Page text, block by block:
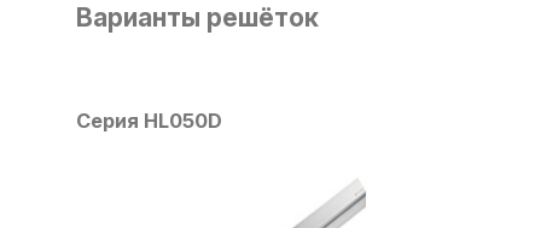
Варианты решёток
Серия HL050D